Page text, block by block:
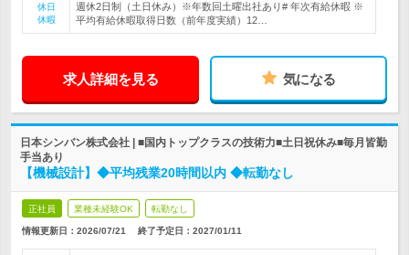
休日
休暇
週休2日制（土日休み）※年数回土曜出社あり# 年次有給休暇 ※
平均有給休暇取得日数（前年度実績）12…
求人詳細を見る 気になる
日本シンバン株式会社 | ■国内トップクラスの技術力■土日祝休み■毎月皆勤
手当あり
【機械設計】◆平均残業20時間以内 ◆転勤なし
正社員 業種未経験OK 転勤なし
情報更新日：2026/07/21 終了予定日： 2027/01/11